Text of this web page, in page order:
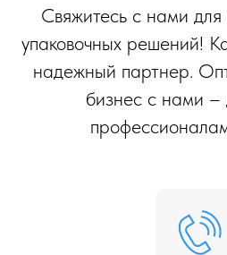
Свяжитесь с нами
упаковочных решений!
надежный партнер.
бизнес с нами –